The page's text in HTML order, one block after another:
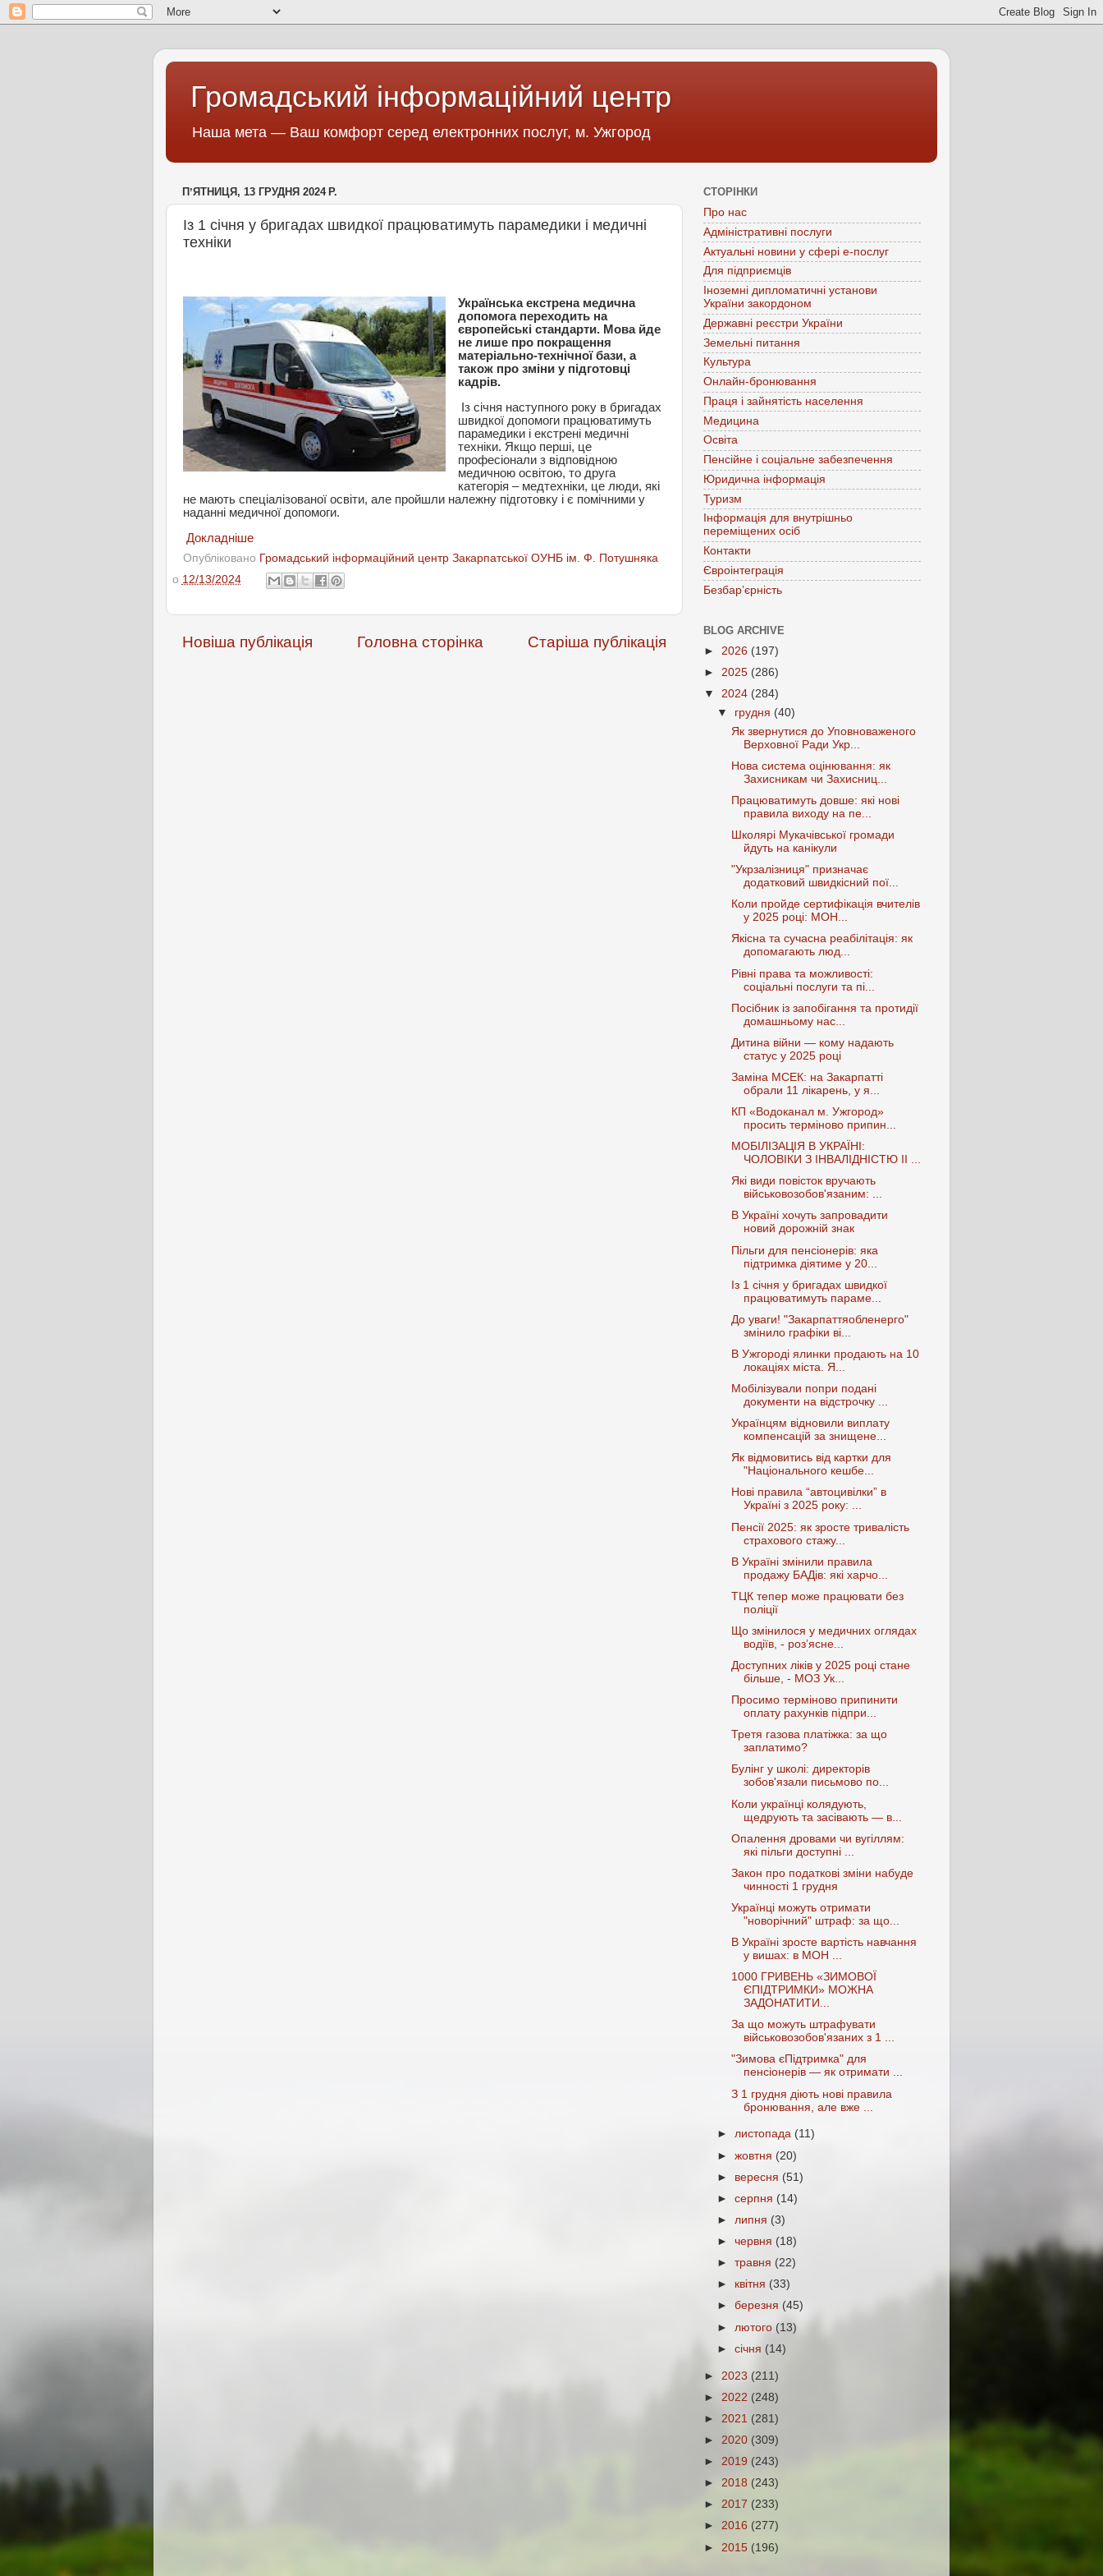
Громадський інформаційний центр
Наша мета — Ваш комфорт серед електронних послуг, м. Ужгород
ПʼЯТНИЦЯ, 13 ГРУДНЯ 2024 Р.
Із 1 січня у бригадах швидкої працюватимуть парамедики і медичні
техніки
Українська екстрена медична
допомога переходить на
європейські стандарти. Мова йде
не лише про покращення
матеріально-технічної бази, а
також про зміни у підготовці
кадрів.
Із січня наступного року в бригадах
швидкої допомоги працюватимуть
парамедики і екстрені медичні
техніки. Якщо перші, це
професіонали з відповідною
медичною освітою, то друга
категорія – медтехніки, це люди, які
не мають спеціалізованої освіти, але пройшли належну підготовку і є помічними у
наданні медичної допомоги.
Докладніше
Опубліковано Громадський інформаційний центр Закарпатської ОУНБ ім. Ф. Потушняка
о 12/13/2024
Новіша публікація Старіша публікація
Головна сторінка
СТОРІНКИ
Про нас
Адміністративні послуги
Актуальні новини у сфері е-послуг
Для підприємців
Іноземні дипломатичні установи
України закордоном
Державні реєстри України
Земельні питання
Культура
Онлайн-бронювання
Праця і зайнятість населення
Медицина
Освіта
Пенсійне і соціальне забезпечення
Юридична інформація
Туризм
Інформація для внутрішньо
переміщених осіб
Контакти
Євроінтеграція
Безбар’єрність
BLOG ARCHIVE
► 2026 (197)
► 2025 (286)
▼ 2024 (284)
▼ грудня (40)
Як звернутися до Уповноваженого
Верховної Ради Укр...
Нова система оцінювання: як
Захисникам чи Захисниц...
Працюватимуть довше: які нові
правила виходу на пе...
Школярі Мукачівської громади
йдуть на канікули
"Укрзалізниця" призначає
додатковий швидкісний пої...
Коли пройде сертифікація вчителів
у 2025 році: МОН...
Якісна та сучасна реабілітація: як
допомагають люд...
Рівні права та можливості:
соціальні послуги та пі...
Посібник із запобігання та протидії
домашньому нас...
Дитина війни — кому надають
статус у 2025 році
Заміна МСЕК: на Закарпатті
обрали 11 лікарень, у я...
КП «Водоканал м. Ужгород»
просить терміново припин...
МОБІЛІЗАЦІЯ В УКРАЇНІ:
ЧОЛОВІКИ З ІНВАЛІДНІСТЮ ІІ ...
Які види повісток вручають
військовозобов'язаним: ...
В Україні хочуть запровадити
новий дорожній знак
Пільги для пенсіонерів: яка
підтримка діятиме у 20...
Із 1 січня у бригадах швидкої
працюватимуть параме...
До уваги! "Закарпаттяобленерго"
змінило графіки ві...
В Ужгороді ялинки продають на 10
локаціях міста. Я...
Мобілізували попри подані
документи на відстрочку ...
Українцям відновили виплату
компенсацій за знищене...
Як відмовитись від картки для
"Національного кешбе...
Нові правила “автоцивілки” в
Україні з 2025 року: ...
Пенсії 2025: як зросте тривалість
страхового стажу...
В Україні змінили правила
продажу БАДів: які харчо...
ТЦК тепер може працювати без
поліції
Що змінилося у медичних оглядах
водіїв, - роз’ясне...
Доступних ліків у 2025 році стане
більше, - МОЗ Ук...
Просимо терміново припинити
оплату рахунків підпри...
Третя газова платіжка: за що
заплатимо?
Булінг у школі: директорів
зобов'язали письмово по...
Коли українці колядують,
щедрують та засівають — в...
Опалення дровами чи вугіллям:
які пільги доступні ...
Закон про податкові зміни набуде
чинності 1 грудня
Українці можуть отримати
"новорічний" штраф: за що...
В Україні зросте вартість навчання
у вишах: в МОН ...
1000 ГРИВЕНЬ «ЗИМОВОЇ
ЄПІДТРИМКИ» МОЖНА
ЗАДОНАТИТИ...
За що можуть штрафувати
військовозобов'язаних з 1 ...
"Зимова єПідтримка" для
пенсіонерів — як отримати ...
З 1 грудня діють нові правила
бронювання, але вже ...
►листопада (11)
►жовтня (20)
► вересня (51)
►серпня (14)
► липня (3)
►червня (18)
►травня (22)
► квітня (33)
►березня (45)
► лютого(13)
►січня (14)
► 2023 (211)
► 2022 (248)
► 2021 (281)
► 2020 (309)
► 2019 (243)
► 2018 (243)
► 2017 (233)
► 2016 (277)
► 2015 (196)